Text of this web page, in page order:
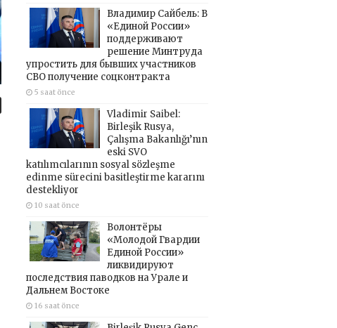
Владимир Сайбель: В
«Единой России»
поддерживают
решение Минтруда
упростить для бывших участников
СВО получение соцконтракта
5 saat önce
Vladimir Saibel:
Birleşik Rusya,
Çalışma Bakanlığı’nın
eski SVO
katılımcılarının sosyal sözleşme
edinme sürecini basitleştirme kararını
destekliyor
10 saat önce
Волонтёры
«Молодой Гвардии
Единой России»
ликвидируют
последствия паводков на Урале и
Дальнем Востоке
16 saat önce